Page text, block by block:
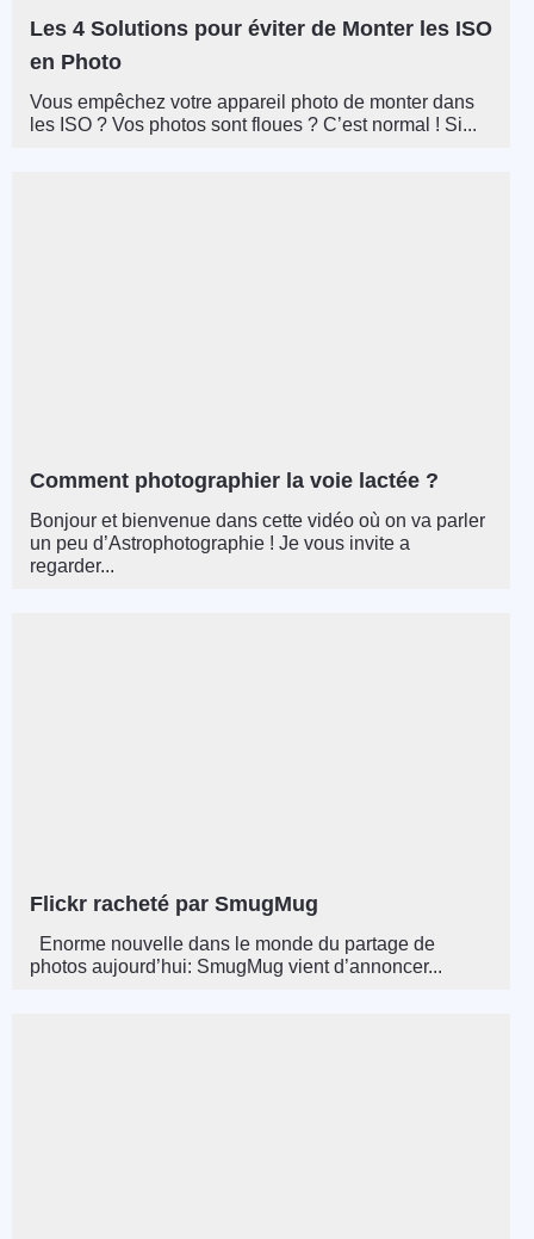
Les 4 Solutions pour éviter de Monter les ISO
en Photo
Vous empêchez votre appareil photo de monter dans
les ISO ? Vos photos sont floues ? C’est normal ! Si...
Comment photographier la voie lactée ?
Bonjour et bienvenue dans cette vidéo où on va parler
un peu d’Astrophotographie ! Je vous invite a
regarder...
Flickr racheté par SmugMug
Enorme nouvelle dans le monde du partage de
photos aujourd’hui: SmugMug vient d’annoncer...